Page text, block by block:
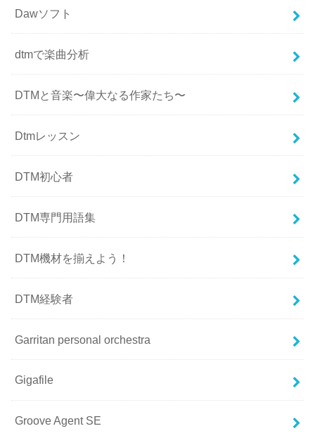
Dawソフト
dtmで楽曲分析
DTMと音楽〜偉大なる作家たち〜
Dtmレッスン
DTM初心者
DTM専門用語集
DTM機材を揃えよう！
DTM経験者
Garritan personal orchestra
Gigafile
Groove Agent SE